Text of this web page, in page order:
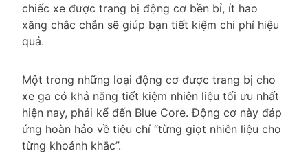
chiếc xe được trang bị động cơ bền bỉ, ít hao
xăng chắc chắn sẽ giúp bạn tiết kiệm chi phí hiệu
quả.
Một trong những loại động cơ được trang bị cho
xe ga có khả năng tiết kiệm nhiên liệu tối ưu nhất
hiện nay, phải kể đến Blue Core. Động cơ này đáp
ứng hoàn hảo về tiêu chí “từng giọt nhiên liệu cho
từng khoảnh khắc”.